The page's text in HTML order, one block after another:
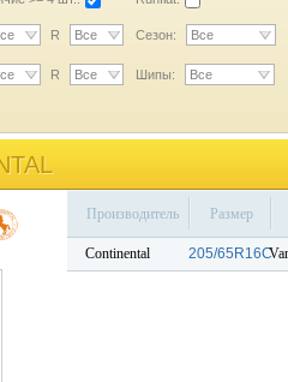
R Все Сезон: Все
R Все Шипы: Все
Производитель Размер
Continental 205/65R16C